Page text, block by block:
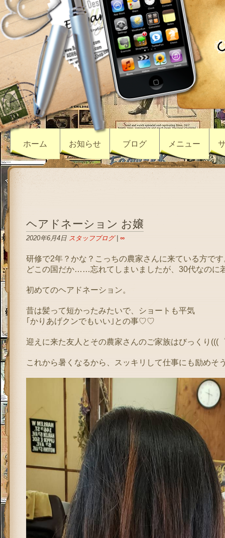
ホーム お知らせ ブログ メニュー
ヘアドネーション お嬢
2020年6月4日 スタッフブログ| ∞
研修で2年？かな？こっちの農家さんに来ている方です
どこの国だか……忘れてしまいましたが、30代なのに
初めてのヘアドネーション。
昔は髪って短かったみたいで、ショートも平気
｢かりあげクンでもいい｣との事♡♡
迎えに来た友人とその農家さんのご家族はびっくり(((
これから暑くなるから、スッキリして仕事にも励めそ